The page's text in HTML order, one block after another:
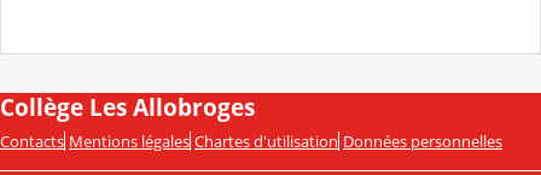
Collège Les Allobroges
Contacts Mentions légales Chartes d'utilisation Données personnelles